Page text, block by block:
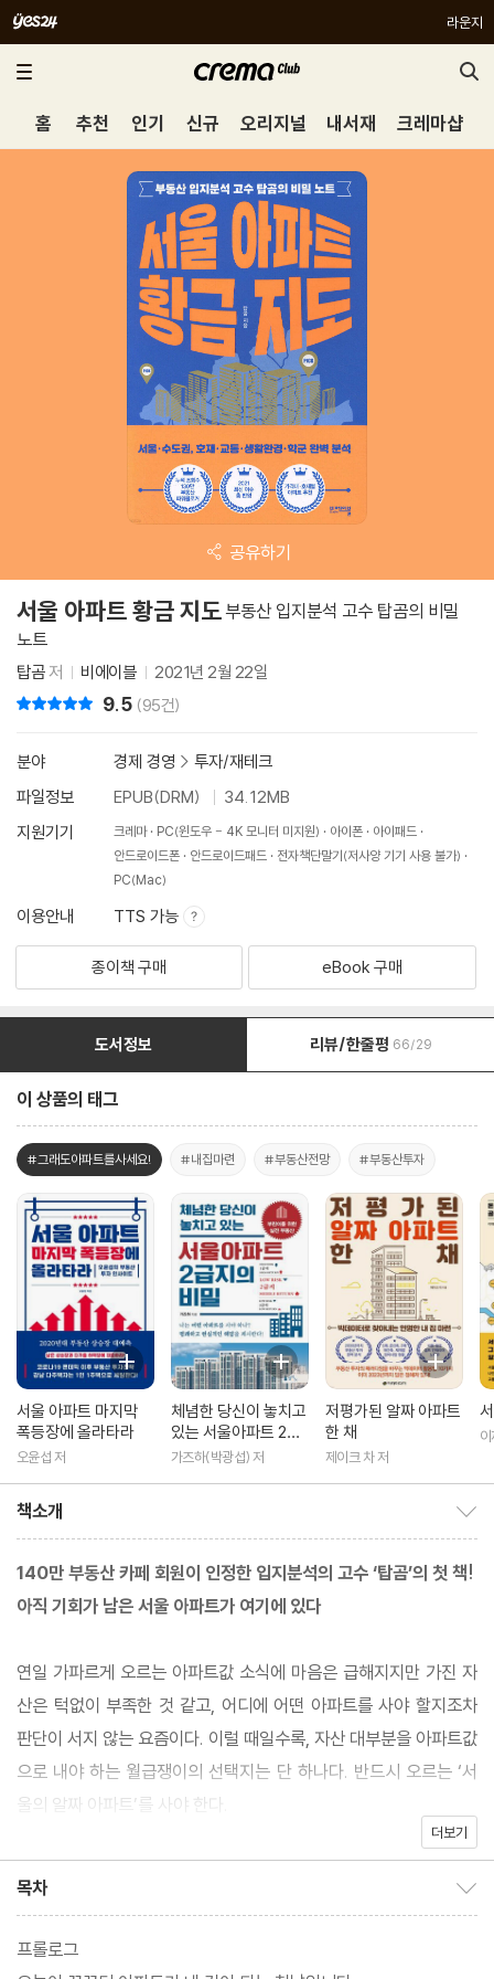
라운지
홈 추천 인기 신규 오리지널 내서재 크레마샵
공유하기
서울 아파트 황금 지도부동산 입지분석 고수 탑곰의 비밀
노트
탑곰저 비에이블 2021년 2월 22일
9.5 (95건)
분야 경제 경영 > 투자/재테크
파일정보
EPUB(DRM)
34.12MB
지원기기
크레마 PC(윈도우 - 4K 모니터 미지원) 아이폰
아이패드
안드로이드폰
안드로이드패드
전자책단말기(저사양 기기 사용 불가)
PC(Mac)
이용안내 TTS 가능
종이책 구매 eBook 구매
도서정보 리뷰/한줄평 66/29
이 상품의 태그
#그래도아파트를사세요! #내집마련 #부동산전망 #부동산투자
서울 아파트 마지막
폭등장에 올라타라
오윤섭 저
체념한 당신이 놓치고
있는 서울아파트 2급
지의 비밀
가즈하(박광섭) 저
저평가된 알짜 아파트
한 채
제이크 차 저
책소개
140만 부동산 카페 회원이 인정한 입지분석의 고수 ‘탑곰’의 첫 책!
아직 기회가 남은 서울 아파트가 여기에 있다
연일 가파르게 오르는 아파트값 소식에 마음은 급해지지만 가진 자
산은 턱없이 부족한 것 같고, 어디에 어떤 아파트를 사야 할지조차
판단이 서지 않는 요즘이다. 이럴 때일수록, 자산 대부분을 아파트값
으로 내야 하는 월급쟁이의 선택지는 단 하나다. 반드시 오르는 ‘서
울의 알짜 아파트’를 사야 한다.
입문서이자 친절한 부동산 투자 가이드이다. 네이버 ‘부동산 스터디’
카페 140만 회원이 인정하는 입지분석의 고수 ‘탑곰’이 심혈을 기울
여 완성한 이 책은 서울의 5개 ‘황금 입지’를 기준으로, 지금 주목해
더보기
목차
프롤로그